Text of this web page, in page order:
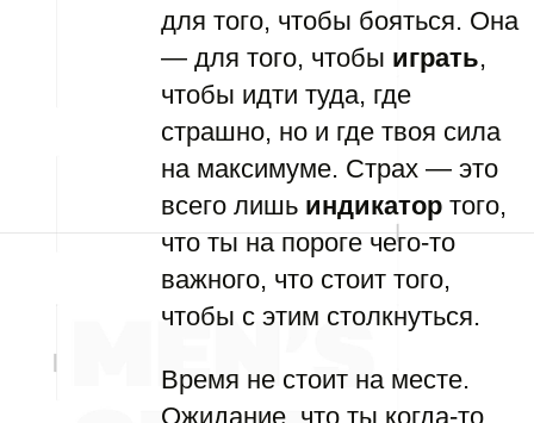
для того, чтобы бояться. Она
— для того, чтобы играть,
чтобы идти туда, где
страшно, но и где твоя сила
на максимуме. Страх — это
всего лишь индикатор того,
что ты на пороге чего-то
важного, что стоит того,
чтобы с этим столкнуться.
Время не стоит на месте.
Ожидание, что ты когда-то